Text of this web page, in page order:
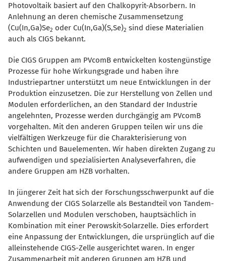
Photovoltaik basiert auf den Chalkopyrit-Absorbern. In
Anlehnung an deren chemische Zusammensetzung
(Cu(In,Ga)Se2 oder Cu(In,Ga)(S,Se)2 sind diese Materialien
auch als CIGS bekannt.
Die CIGS Gruppen am PVcomB entwickelten kostengünstige
Prozesse für hohe Wirkungsgrade und haben ihre
Industriepartner unterstützt um neue Entwicklungen in der
Produktion einzusetzen. Die zur Herstellung von Zellen und
Modulen erforderlichen, an den Standard der Industrie
angelehnten, Prozesse werden durchgängig am PVcomB
vorgehalten. Mit den anderen Gruppen teilen wir uns die
vielfältigen Werkzeuge für die Charakterisierung von
Schichten und Bauelementen. Wir haben direkten Zugang zu
aufwendigen und spezialisierten Analyseverfahren, die
andere Gruppen am HZB vorhalten.
In jüngerer Zeit hat sich der Forschungsschwerpunkt auf die
Anwendung der CIGS Solarzelle als Bestandteil von Tandem-
Solarzellen und Modulen verschoben, hauptsächlich in
Kombination mit einer Perowskit-Solarzelle. Dies erfordert
eine Anpassung der Entwicklungen, die ursprünglich auf die
alleinstehende CIGS-Zelle ausgerichtet waren. In enger
Zusammenarbeit mit anderen Gruppen am HZB und